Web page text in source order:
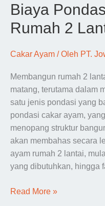
Biaya
Rumah 2
Cakar Ayam / Oleh PT.
Membangun rumah 2
matang, terutama dalam
satu jenis pondasi yang
pondasi cakar ayam,
menopang struktur
akan membahas secara
ayam rumah 2 lantai,
yang dibutuhkan, hingga
Biaya
Read More »